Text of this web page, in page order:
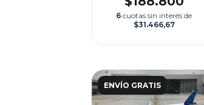
6 cuotas sin interés de
$31.466,67
ENVÍO GRATIS